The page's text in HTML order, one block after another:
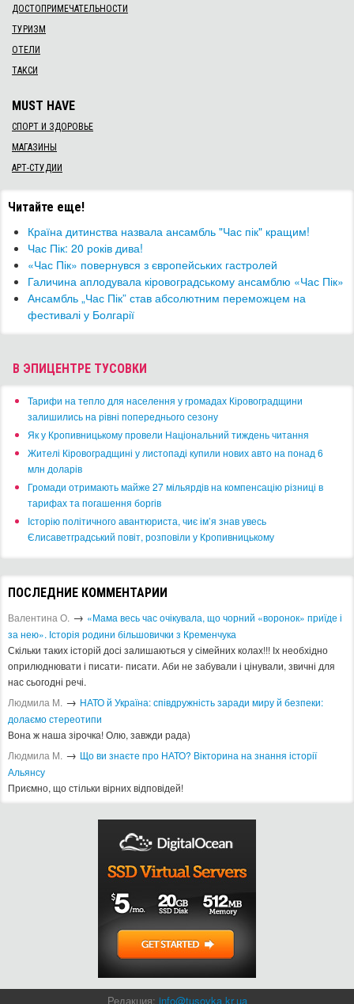
ДОСТОПРИМЕЧАТЕЛЬНОСТИ
ТУРИЗМ
ОТЕЛИ
ТАКСИ
MUST HAVE
СПОРТ И ЗДОРОВЬЕ
МАГАЗИНЫ
АРТ-СТУДИИ
Читайте еще!
Країна дитинства назвала ансамбль "Час пік" кращим!
Час Пік: ​20 років дива!
«Час Пік» повернувся з європейських гастролей
Галичина аплодувала кіровоградському ансамблю «Час Пік»
​Ансамбль „Час Пік” став абсолютним переможцем на
фестивалі у Болгарії
В ЭПИЦЕНТРЕ ТУСОВКИ
​Тарифи на тепло для населення у громадах Кіровоградщини
залишились на рівні попереднього сезону
​Як у Кропивницькому провели Національний тиждень читання
​Жителі Кіровоградщині у листопаді купили нових авто на понад 6
млн доларів
​Громади отримають майже 27 мільярдів на компенсацію різниці в
тарифах та погашення боргів
Історію політичного авантюриста, чиє ім’я знав увесь
Єлисаветградський повіт, розповіли у Кропивницькому
ПОСЛЕДНИЕ КОММЕНТАРИИ
Валентина О. → «Мама весь час очікувала, що чорний «воронок» приїде і
за нею». Історія родини більшовички з Кременчука
Скільки таких історій досі залишаються у сімейних колах!!! Іх необхідно
оприлюднювати і писати- писати. Аби не забували і цінували, звичні для
нас сьогодні речі.
Людмила М. → ​НАТО й Україна: співдружність заради миру й безпеки:
долаємо стереотипи
Вона ж наша зірочка! Олю, завжди рада)
Людмила М. → Що ви знаєте про НАТО? Вікторина на знання історії
Альянсу ​
Приємно, що стільки вірних відповідей!
Редакция: info@tusovka.kr.ua